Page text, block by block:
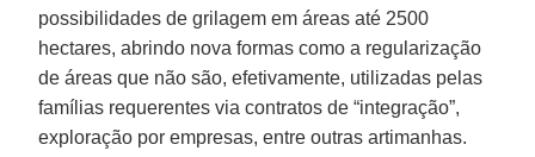
possibilidades de grilagem em áreas até 2500
hectares, abrindo nova formas como a regularização
de áreas que não são, efetivamente, utilizadas pelas
famílias requerentes via contratos de “integração”,
exploração por empresas, entre outras artimanhas.